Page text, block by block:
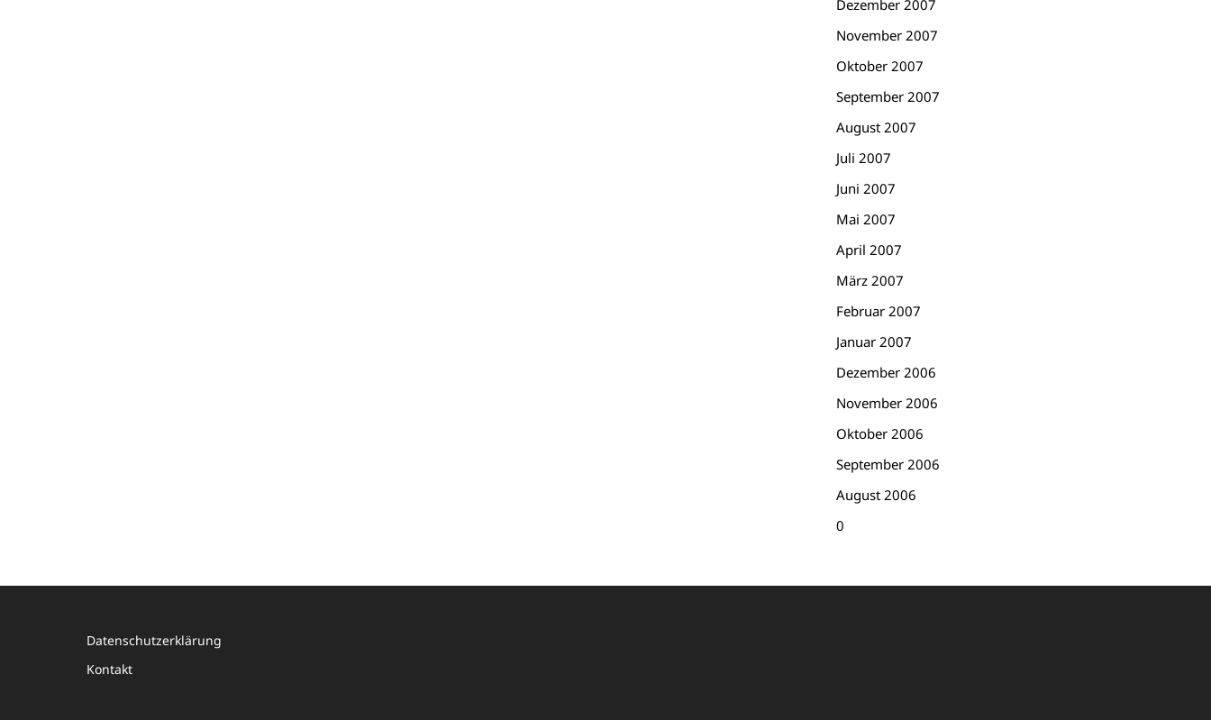
Dezember 2007
November 2007
Oktober 2007
September 2007
August 2007
Juli 2007
Juni 2007
Mai 2007
April 2007
März 2007
Februar 2007
Januar 2007
Dezember 2006
November 2006
Oktober 2006
September 2006
August 2006
0
Datenschutzerklärung
Kontakt